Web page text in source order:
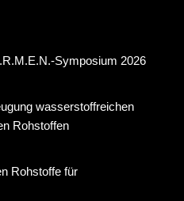
Symposium 2026
wasserstoffreichen
Rohstoffen
Rohstoffe für